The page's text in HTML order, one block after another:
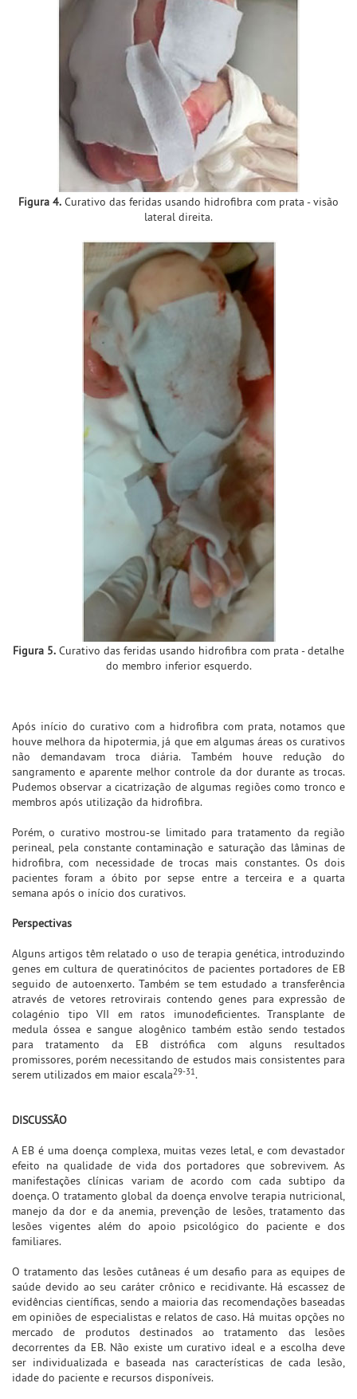
Figura 4. Curativo das feridas usando hidrofibra com prata - visão
lateral direita.
Figura 5. Curativo das feridas usando hidrofibra com prata - detalhe
do membro inferior esquerdo.
Após início do curativo com a hidrofibra com prata, notamos que
houve melhora da hipotermia, já que em algumas áreas os curativos
não demandavam troca diária. Também houve redução do
sangramento e aparente melhor controle da dor durante as trocas.
Pudemos observar a cicatrização de algumas regiões como tronco e
membros após utilização da hidrofibra.
Porém, o curativo mostrou-se limitado para tratamento da região
perineal, pela constante contaminação e saturação das lâminas de
hidrofibra, com necessidade de trocas mais constantes. Os dois
pacientes foram a óbito por sepse entre a terceira e a quarta
semana após o início dos curativos.
Perspectivas
Alguns artigos têm relatado o uso de terapia genética, introduzindo
genes em cultura de queratinócitos de pacientes portadores de EB
seguido de autoenxerto. Também se tem estudado a transferência
através de vetores retrovirais contendo genes para expressão de
colagénio tipo VII em ratos imunodeficientes. Transplante de
medula óssea e sangue alogênico também estão sendo testados
para tratamento da EB distrófica com alguns resultados
promissores, porém necessitando de estudos mais consistentes para
serem utilizados em maior escala29-31.
DISCUSSÃO
A EB é uma doença complexa, muitas vezes letal, e com devastador
efeito na qualidade de vida dos portadores que sobrevivem. As
manifestações clínicas variam de acordo com cada subtipo da
doença. O tratamento global da doença envolve terapia nutricional,
manejo da dor e da anemia, prevenção de lesões, tratamento das
lesões vigentes além do apoio psicológico do paciente e dos
familiares.
O tratamento das lesões cutâneas é um desafio para as equipes de
saúde devido ao seu caráter crônico e recidivante. Há escassez de
evidências científicas, sendo a maioria das recomendações baseadas
em opiniões de especialistas e relatos de caso. Há muitas opções no
mercado de produtos destinados ao tratamento das lesões
decorrentes da EB. Não existe um curativo ideal e a escolha deve
ser individualizada e baseada nas características de cada lesão,
idade do paciente e recursos disponíveis.